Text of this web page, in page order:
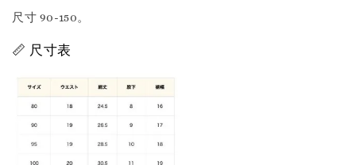
尺寸 90-150。
📏 尺寸表